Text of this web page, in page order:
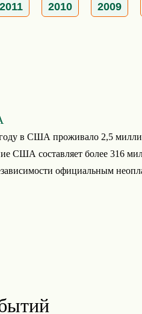
2011 2010 2009
в США проживало 2,5
США составляет более 316
официальным